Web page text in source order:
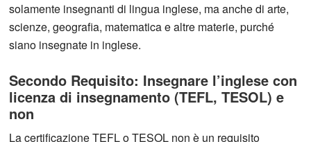
solamente insegnanti di lingua inglese, ma anche di arte,
scienze, geografia, matematica e altre materie, purché
siano insegnate in inglese.
Secondo Requisito: Insegnare l’inglese con
licenza di insegnamento (TEFL, TESOL) e
non
La certificazione TEFL o TESOL non è un requisito